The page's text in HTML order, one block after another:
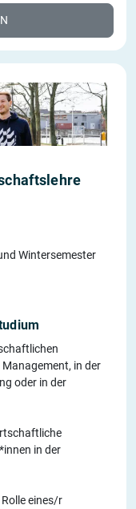
Wintersemester
in der
oder in der
in der
eines/r